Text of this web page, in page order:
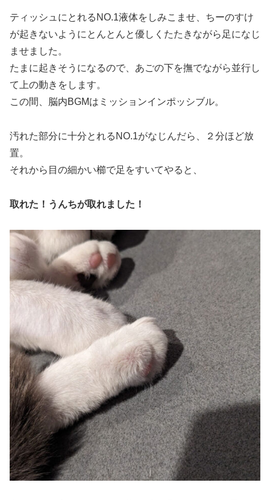
ティッシュにとれるNO.1液体をしみこませ、ちーのすけ
が起きないようにとんとんと優しくたたきながら足になじ
ませました。
たまに起きそうになるので、あごの下を撫でながら並行し
て上の動きをします。
この間、脳内BGMはミッションインポッシブル。
汚れた部分に十分とれるNO.1がなじんだら、２分ほど放
置。
それから目の細かい櫛で足をすいてやると、
取れた！うんちが取れました！